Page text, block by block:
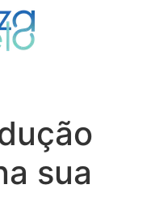
sua